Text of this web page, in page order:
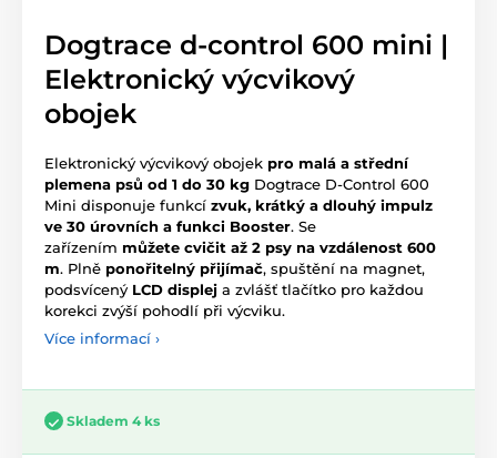
Dogtrace d-control 600 mini |
Elektronický výcvikový
obojek
Elektronický výcvikový obojek pro malá a střední
plemena psů od 1 do 30 kg Dogtrace D-Control 600
Mini disponuje funkcí zvuk, krátký a dlouhý impulz
ve 30 úrovních a funkci Booster. Se
zařízením můžete cvičit až 2 psy na vzdálenost 600
m. Plně ponořitelný přijímač, spuštění na magnet,
podsvícený LCD displej a zvlášť tlačítko pro každou
korekci zvýší pohodlí při výcviku.
Více informací ›
Skladem 4 ks